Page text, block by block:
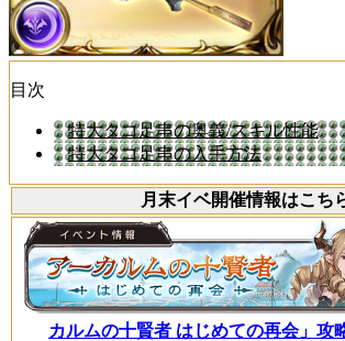
目次
特大タコ足串の奥義/スキル性能
特大タコ足串の入手方法
月末イベ開催情報はこち
カルムの十賢者 はじめての再会」攻